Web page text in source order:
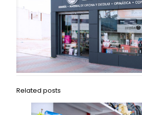
Related posts